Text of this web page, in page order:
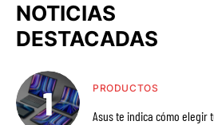
NOTICIAS
DESTACADAS
PRODUCTOS
Asus te indica cómo elegir